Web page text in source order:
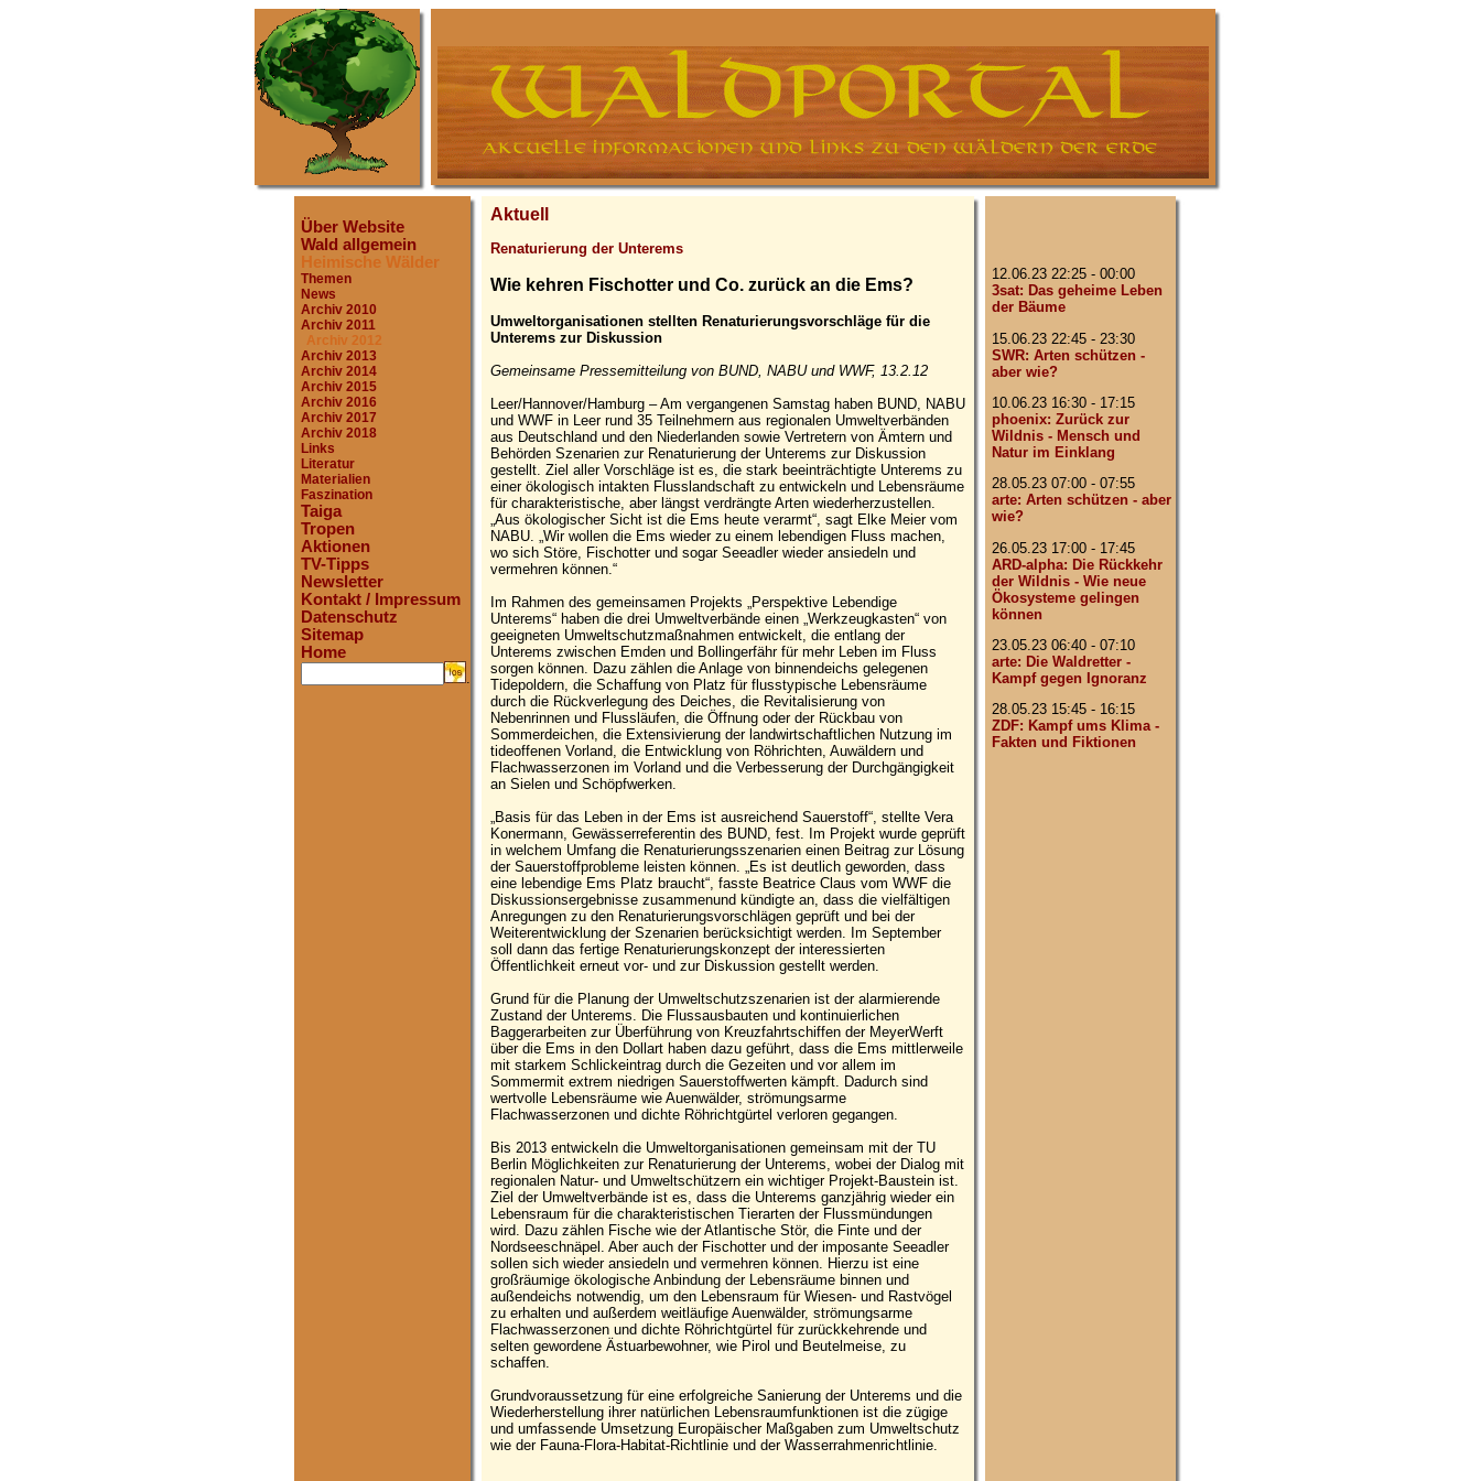
Über Website
Wald allgemein
Heimische Wälder
Themen
News
Archiv 2010
Archiv 2011
Archiv 2012
Archiv 2013
Archiv 2014
Archiv 2015
Archiv 2016
Archiv 2017
Archiv 2018
Links
Literatur
Materialien
Faszination
Taiga
Tropen
Aktionen
TV-Tipps
Newsletter
Kontakt / Impressum
Datenschutz
Sitemap
Home
.
Aktuell
Renaturierung der Unterems
Wie kehren Fischotter und Co. zurück an die Ems?
Umweltorganisationen stellten Renaturierungsvorschläge für die
Unterems zur Diskussion
Gemeinsame Pressemitteilung von BUND, NABU und WWF, 13.2.12
Leer/Hannover/Hamburg – Am vergangenen Samstag haben BUND, NABU
und WWF in Leer rund 35 Teilnehmern aus regionalen Umweltverbänden
aus Deutschland und den Niederlanden sowie Vertretern von Ämtern und
Behörden Szenarien zur Renaturierung der Unterems zur Diskussion
gestellt. Ziel aller Vorschläge ist es, die stark beeinträchtigte Unterems zu
einer ökologisch intakten Flusslandschaft zu entwickeln und Lebensräume
für charakteristische, aber längst verdrängte Arten wiederherzustellen.
„Aus ökologischer Sicht ist die Ems heute verarmt“, sagt Elke Meier vom
NABU. „Wir wollen die Ems wieder zu einem lebendigen Fluss machen,
wo sich Störe, Fischotter und sogar Seeadler wieder ansiedeln und
vermehren können.“
Im Rahmen des gemeinsamen Projekts „Perspektive Lebendige
Unterems“ haben die drei Umweltverbände einen „Werkzeugkasten“ von
geeigneten Umweltschutzmaßnahmen entwickelt, die entlang der
Unterems zwischen Emden und Bollingerfähr für mehr Leben im Fluss
sorgen können. Dazu zählen die Anlage von binnendeichs gelegenen
Tidepoldern, die Schaffung von Platz für flusstypische Lebensräume
durch die Rückverlegung des Deiches, die Revitalisierung von
Nebenrinnen und Flussläufen, die Öffnung oder der Rückbau von
Sommerdeichen, die Extensivierung der landwirtschaftlichen Nutzung im
tideoffenen Vorland, die Entwicklung von Röhrichten, Auwäldern und
Flachwasserzonen im Vorland und die Verbesserung der Durchgängigkeit
an Sielen und Schöpfwerken.
„Basis für das Leben in der Ems ist ausreichend Sauerstoff“, stellte Vera
Konermann, Gewässerreferentin des BUND, fest. Im Projekt wurde geprüft
in welchem Umfang die Renaturierungsszenarien einen Beitrag zur Lösung
der Sauerstoffprobleme leisten können. „Es ist deutlich geworden, dass
eine lebendige Ems Platz braucht“, fasste Beatrice Claus vom WWF die
Diskussionsergebnisse zusammenund kündigte an, dass die vielfältigen
Anregungen zu den Renaturierungsvorschlägen geprüft und bei der
Weiterentwicklung der Szenarien berücksichtigt werden. Im September
soll dann das fertige Renaturierungskonzept der interessierten
Öffentlichkeit erneut vor- und zur Diskussion gestellt werden.
Grund für die Planung der Umweltschutzszenarien ist der alarmierende
Zustand der Unterems. Die Flussausbauten und kontinuierlichen
Baggerarbeiten zur Überführung von Kreuzfahrtschiffen der MeyerWerft
über die Ems in den Dollart haben dazu geführt, dass die Ems mittlerweile
mit starkem Schlickeintrag durch die Gezeiten und vor allem im
Sommermit extrem niedrigen Sauerstoffwerten kämpft. Dadurch sind
wertvolle Lebensräume wie Auenwälder, strömungsarme
Flachwasserzonen und dichte Röhrichtgürtel verloren gegangen.
Bis 2013 entwickeln die Umweltorganisationen gemeinsam mit der TU
Berlin Möglichkeiten zur Renaturierung der Unterems, wobei der Dialog mit
regionalen Natur- und Umweltschützern ein wichtiger Projekt-Baustein ist.
Ziel der Umweltverbände ist es, dass die Unterems ganzjährig wieder ein
Lebensraum für die charakteristischen Tierarten der Flussmündungen
wird. Dazu zählen Fische wie der Atlantische Stör, die Finte und der
Nordseeschnäpel. Aber auch der Fischotter und der imposante Seeadler
sollen sich wieder ansiedeln und vermehren können. Hierzu ist eine
großräumige ökologische Anbindung der Lebensräume binnen und
außendeichs notwendig, um den Lebensraum für Wiesen- und Rastvögel
zu erhalten und außerdem weitläufige Auenwälder, strömungsarme
Flachwasserzonen und dichte Röhrichtgürtel für zurückkehrende und
selten gewordene Ästuarbewohner, wie Pirol und Beutelmeise, zu
schaffen.
Grundvoraussetzung für eine erfolgreiche Sanierung der Unterems und die
Wiederherstellung ihrer natürlichen Lebensraumfunktionen ist die zügige
und umfassende Umsetzung Europäischer Maßgaben zum Umweltschutz
wie der Fauna-Flora-Habitat-Richtlinie und der Wasserrahmenrichtlinie.
12.06.23 22:25 - 00:00
3sat: Das geheime Leben
der Bäume
15.06.23 22:45 - 23:30
SWR: Arten schützen -
aber wie?
10.06.23 16:30 - 17:15
phoenix: Zurück zur
Wildnis - Mensch und
Natur im Einklang
28.05.23 07:00 - 07:55
arte: Arten schützen - aber
wie?
26.05.23 17:00 - 17:45
ARD-alpha: Die Rückkehr
der Wildnis - Wie neue
Ökosysteme gelingen
können
23.05.23 06:40 - 07:10
arte: Die Waldretter -
Kampf gegen Ignoranz
28.05.23 15:45 - 16:15
ZDF: Kampf ums Klima -
Fakten und Fiktionen